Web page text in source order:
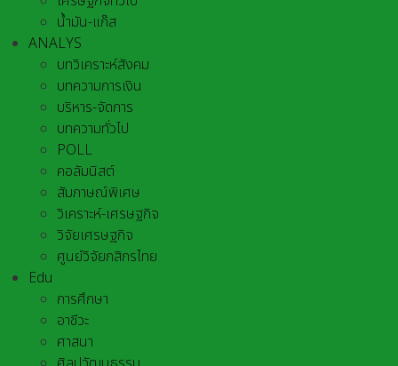
น้ำมัน-แก๊ส
ANALYS
บทวิเคราะห์สังคม
บทความการเงิน
บริหาร-จัดการ
บทความทั่วไป
POLL
คอลัมนิสต์
สัมภาษณ์พิเศษ
วิเคราะห์-เศรษฐกิจ
วิจัยเศรษฐกิจ
ศูนย์วิจัยกสิกรไทย
Edu
การศึกษา
อาชีวะ
ศาสนา